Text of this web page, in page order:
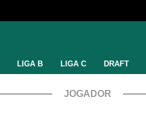
LIGA B LIGA C DRAFT
JOGADOR